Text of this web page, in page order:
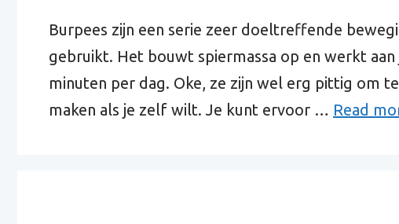
Burpees zijn een serie zeer doeltreffende
gebruikt. Het bouwt spiermassa op en werkt aan
minuten per dag. Oke, ze zijn wel erg pittig om
maken als je zelf wilt. Je kunt ervoor … Read